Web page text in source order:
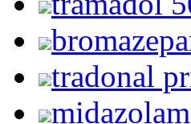
tradonal